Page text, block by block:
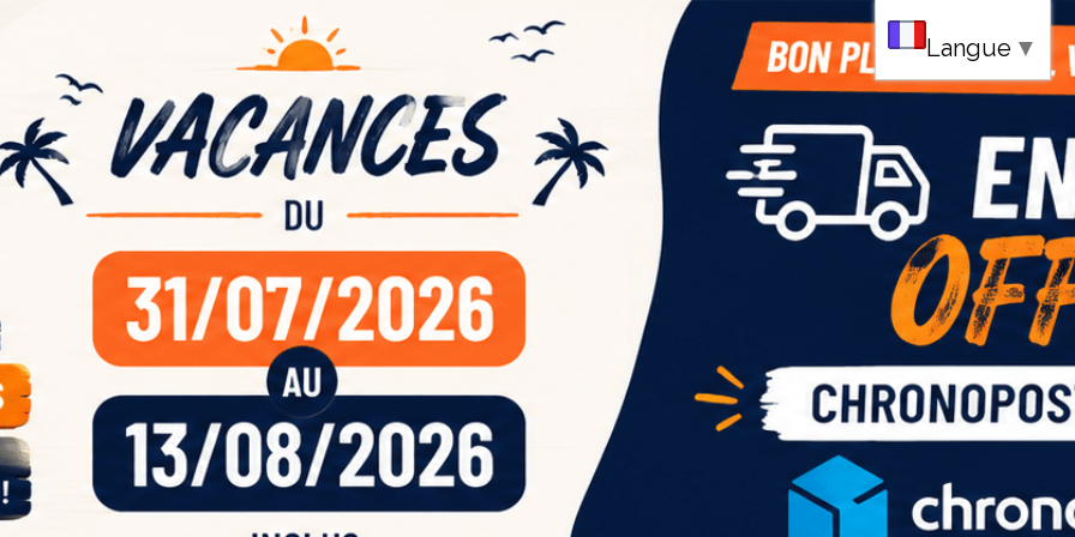
Langue ▼